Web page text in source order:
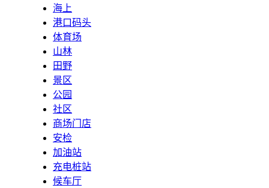
海上
港口码头
体育场
山林
田野
景区
公园
社区
商场门店
安检
加油站
充电桩站
候车厅